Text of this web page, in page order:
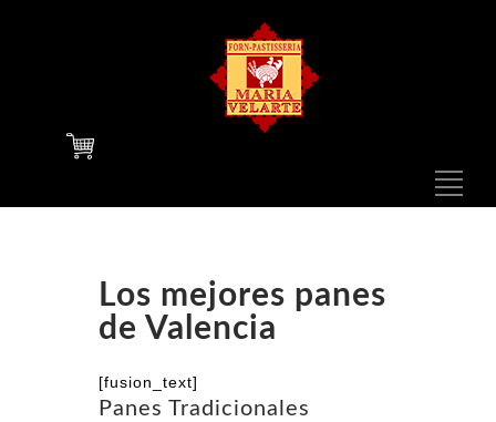
Los mejores panes
de Valencia
[fusion_text]
Panes Tradicionales